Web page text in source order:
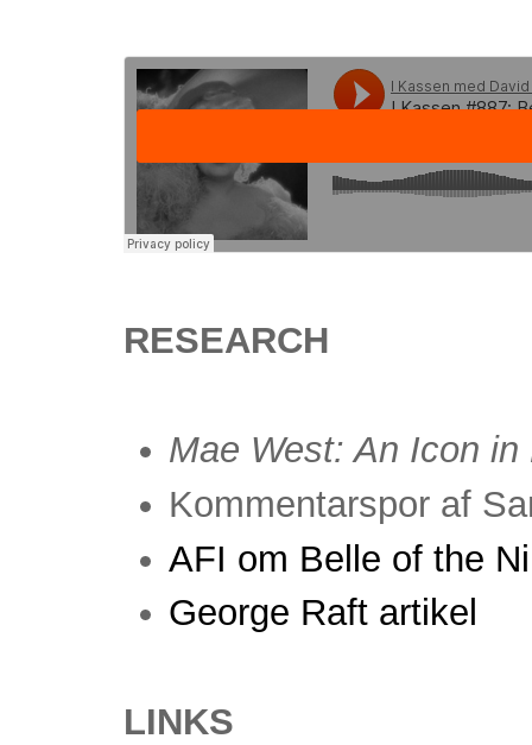
RESEARCH
Mae West: An Icon
Kommentarspor af
AFI om Belle of the
George Raft artikel
LINKS